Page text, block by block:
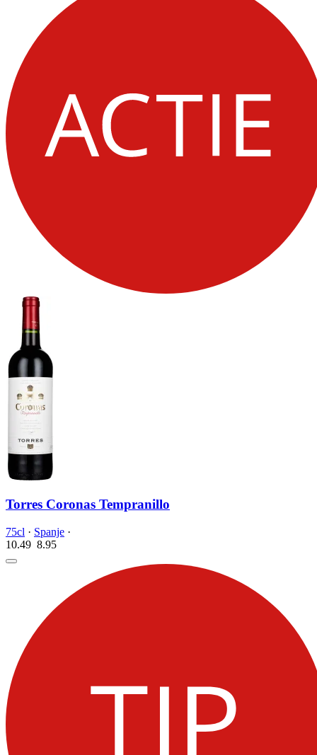
Torres Coronas Tempranillo
75cl · Spanje ·
10.49 8.95